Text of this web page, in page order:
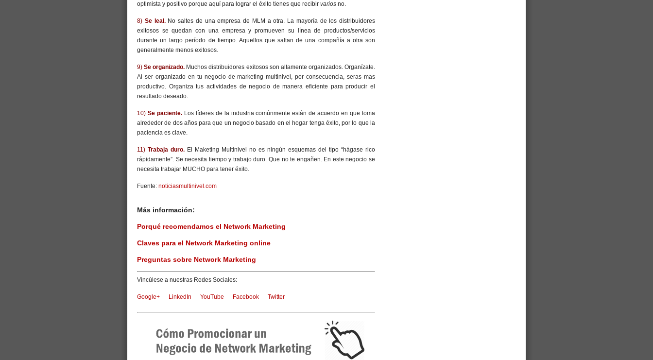
optimista y positivo porque aquí para lograr el éxito tienes que recibir varios no.
8) Se leal.No saltes de una empresa de MLM a otra. La mayoría de los distribuidores
exitosos se quedan con una empresa y promueven su línea de productos/servicios
durante un largo período de tiempo. Aquellos que saltan de una compañía a otra son
generalmente menos exitosos.
9)Se organizado. Muchos distribuidores exitosos son altamente organizados. Organízate.
Al ser organizado en tu negocio de marketing multinivel, por consecuencia, seras mas
productivo. Organiza tus actividades de negocio de manera eficiente para producir el
resultado deseado.
10) Se paciente. Los líderes de la industria comúnmente están de acuerdo en que toma
alrededor de dos años para que un negocio basado en el hogar tenga éxito, por lo que la
paciencia es clave.
11) Trabaja duro. El Maketing Multinivel no es ningún esquemas del tipo “hágase rico
rápidamente”. Se necesita tiempo y trabajo duro. Que no te engañen. En este negocio se
necesita trabajar MUCHO para tener éxito.
Fuente: noticiasmultinivel.com
Más información:
Porqué recomendamos el Network Marketing
Claves para el Network Marketing online
Preguntas sobre Network Marketing
Vincúlese a nuestras Redes Sociales:
Google+ LinkedIn YouTube Facebook Twitter